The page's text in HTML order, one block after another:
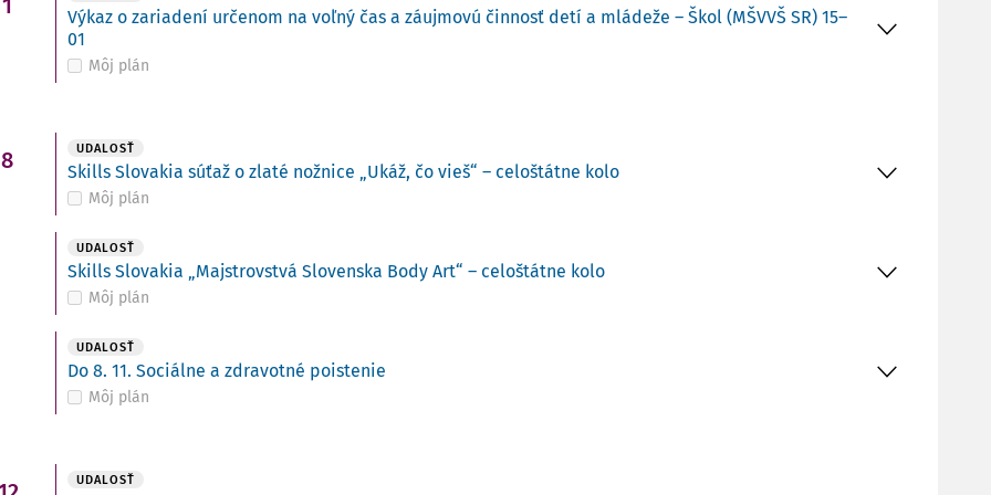
1
Výkaz o zariadení určenom na voľný čas a záujmovú činnosť detí a mládeže – Škol (MŠVVŠ SR) 15–
01
Môj plán
8 UDALOSŤ
Skills Slovakia súťaž o zlaté nožnice „Ukáž, čo vieš“ – celoštátne kolo
Môj plán
UDALOSŤ
Skills Slovakia „Majstrovstvá Slovenska Body Art“ – celoštátne kolo
Môj plán
UDALOSŤ
Do 8. 11. Sociálne a zdravotné poistenie
Môj plán
UDALOSŤ